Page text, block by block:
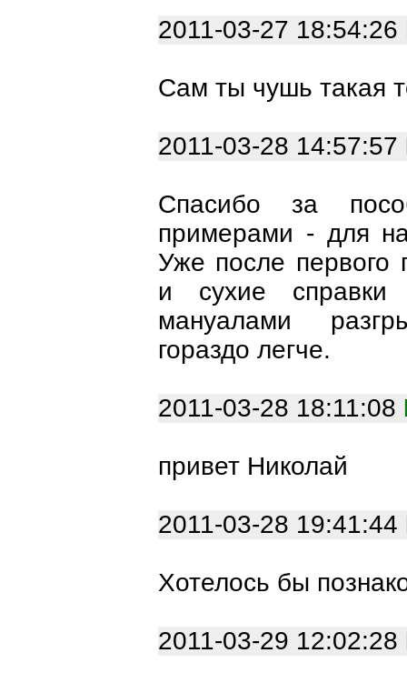
2011-03-27 18:54:26
Сам ты чушь такая
2011-03-28 14:57:57
Спасибо за
примерами - для
Уже после первого
и сухие справки
мануалами
гораздо легче.
2011-03-28 18:11:08
привет Николай
2011-03-28 19:41:44
Хотелось бы
2011-03-29 12:02:28